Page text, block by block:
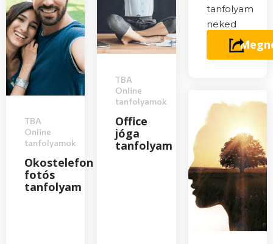
tanfolyam
neked
TBA
Online
tanfolyamok
Office
jóga
tanfolyam
TBA
Online
tanfolyamok
Okostelefon
fotós
tanfolyam